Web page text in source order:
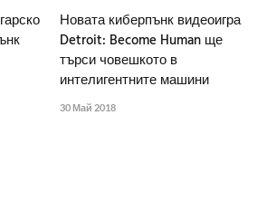
Новата киберпънк видеоигра
Detroit: Become Human ще
търси човешкото в
интелигентните машини
30 Май 2018